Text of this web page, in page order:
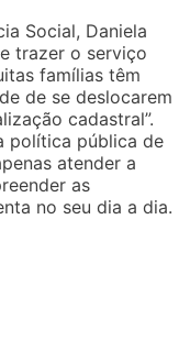
Social, Daniela
trazer o serviço
famílias têm
de se deslocarem
cadastral”.
política pública de
atender a
as
no seu dia a dia.